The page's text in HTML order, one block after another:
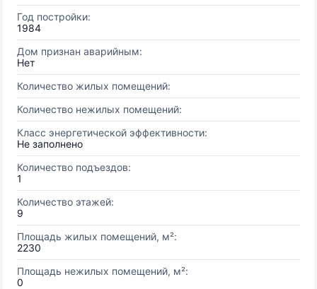
Год постройки:
1984
Дом признан аварийным:
Нет
Количество жилых помещений:
Количество нежилых помещений:
Класс энергетической эффективности:
Не заполнено
Количество подъездов:
1
Количество этажей:
9
Площадь жилых помещений, м²:
2230
Площадь нежилых помещений, м²:
0